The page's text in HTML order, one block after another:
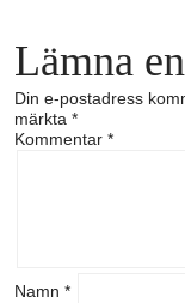
Lämna
Din e-postadress
märkta *
Kommentar *
Namn *